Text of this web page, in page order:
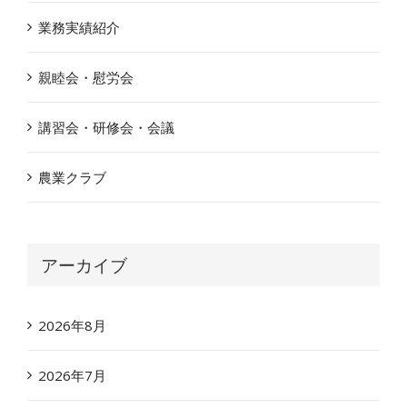
業務実績紹介
親睦会・慰労会
講習会・研修会・会議
農業クラブ
アーカイブ
2026年8月
2026年7月